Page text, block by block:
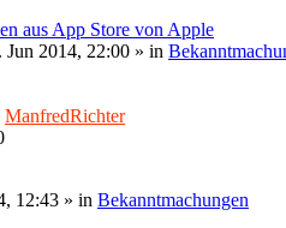
aus App Store von Apple
Jun 2014, 22:00 » in
ManfredRichter
12:43 » in Bekanntmachungen